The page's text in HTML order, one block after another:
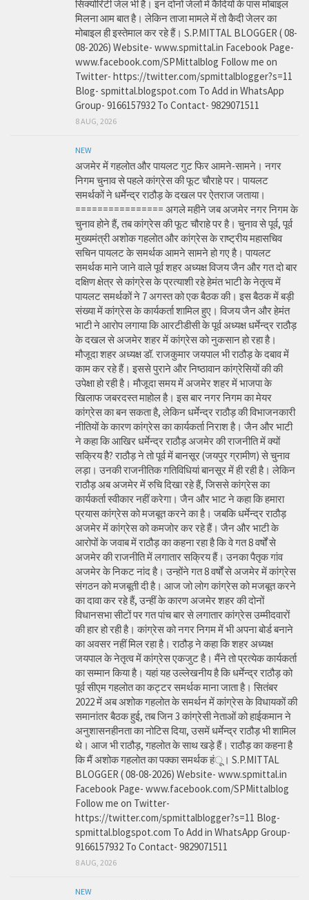
सिक्योरिटी जेल भी है। इन दोनों जेलों में कैदियों के पास मोबाइल
मिलना आम बात है। लेकिन ताजा मामले में तो कैदी जेलर का
मोबाइल ही इस्तेमाल कर रहे हैं। S.P.MITTAL BLOGGER ( 08-
08-2026) Website- www.spmittal.in Facebook Page-
www.facebook.com/SPMittalblog Follow me on
Twitter- https://twitter.com/spmittalblogger?s=11
Blog- spmittal.blogspot.com To Add in WhatsApp
Group- 9166157932 To Contact- 9829071511
8 AUG, 2026
NEW
अजमेर में गहलोत और पायलट गुट फिर आमने-सामने। नगर
निगम चुनाव से पहले कांग्रेस की फूट चौराहे पर। पायलट
समर्थकों ने धर्मेन्द्र राठौड़ के दखल पर ऐतराज जताया।
================ अगले महीने जब अजमेर नगर निगम के
चुनाव होने हैं, तब कांग्रेस की फूट चौराहे पर है। चुनाव से पूर्व, पूर्व
मुख्यमंत्री अशोक गहलोत और कांग्रेस के राष्ट्रीय महासचिव
सचिन पायलट के समर्थक आमने सामने हो गए है। पायलट
समर्थक माने जाने वाले पूर्व शहर अध्यक्ष विजय जैन और गत दो बार
दक्षिण क्षेत्र से कांग्रेस के प्रत्याशी रहे हेमंत भाटी के नेतृत्व में
पायलट समर्थकों ने 7 अगस्त को एक बैठक की। इस बैठक में बड़ी
संख्या में कांग्रेस के कार्यकर्ता शामिल हुए। विजय जैन और हेमंत
भाटी ने आरोप लगाया कि आरटीडीसी के पूर्व अध्यक्ष धर्मेन्द्र राठौड़
के दखल से अजमेर शहर में कांग्रेस को नुकसान हो रहा है।
मौजूदा शहर अध्यक्ष डॉ. राजकुमार जयपाल भी राठौड़ के दबाव में
काम कर रहे हैं। इससे पुराने और निष्ठावान कांग्रेसियों की की
उपेक्षा हो रही है। मौजूदा समय में अजमेर शहर में भाजपा के
खिलाफ जबरदस्त माहोल है। इस बार नगर निगम का मेयर
कांग्रेस का बन सकता है, लेकिन धर्मेन्द्र राठौड़ की विभाजनकारी
नीतियों के कारण कांग्रेस का कार्यकर्ता निराश है। जैन और भाटी
ने कहा कि आखिर धर्मेन्द्र राठौड़ अजमेर की राजनीति में क्यों
सक्रिय हैै? राठौड़ ने तो पूर्व में बानसूर (जयपुर ग्रामीण) से चुनाव
लड़ा। उनकी राजनीतिक गतिविधियां बानसूर में ही रही है। लेकिन
राठौड़ अब अजमेर में रुचि दिखा रहे हैं, जिससे कांग्रेस का
कार्यकर्ता स्वीकार नहीं करेगा। जैन और भाट ने कहा कि हमारा
प्रयास कांग्रेस को मजबूत करने का है। जबकि धर्मेन्द्र राठौड़
अजमेर में कांग्रेस को कमजोर कर रहे हैं। जैन और भाटी के
आरोपों के जवाब में राठौड़ का कहना रहा है कि वे गत 8 वर्षों से
अजमेर की राजनीति में लगातार सक्रिय हैं। उनका पैतृक गांव
अजमेर के निकट नांद है। उन्होंने गत 8 वर्षों से अजमेर में कांग्रेस
संगठन को मजबूती दी है। आज जो लोग कांग्रेस को मजबूत करने
का दावा कर रहे हैं, उन्हीं के कारण अजमेर शहर की दोनों
विधानसभा सीटों पर गत पांच बार से लगातार कांग्रेस उम्मीदवारों
की हार हो रही है। कांग्रेस को नगर निगम में भी अपना बोर्ड बनाने
का अवसर नहीं मिल रहा है। राठौड़ ने कहा कि शहर अध्यक्ष
जयपाल के नेतृत्व में कांग्रेस एकजुट है। मैंने तो प्रत्येक कार्यकर्ता
का सम्मान किया है। यहां यह उल्लेखनीय है कि धर्मेन्द्र राठौड़ को
पूर्व सीएम गहलोत का कट्टर समर्थक माना जाता है। सितंबर
2022 में अब अशोक गहलोत के समर्थन में कांग्रेस के विधायकों की
समानांतर बैठक हुई, तब जिन 3 कांग्रेसी नेताओं को हाईकमान ने
अनुशासनहीनता का नोटिस दिया, उसमें धर्मेन्द्र राठौड़ भी शामिल
थे। आज भी राठौड़, गहलोत के साथ खड़े हैं। राठौड़ का कहना है
कि मैं अशोक गहलोत का पक्का समर्थक हंू। S.P.MITTAL
BLOGGER ( 08-08-2026) Website- www.spmittal.in
Facebook Page- www.facebook.com/SPMittalblog
Follow me on Twitter-
https://twitter.com/spmittalblogger?s=11 Blog-
spmittal.blogspot.com To Add in WhatsApp Group-
9166157932 To Contact- 9829071511
8 AUG, 2026
NEW